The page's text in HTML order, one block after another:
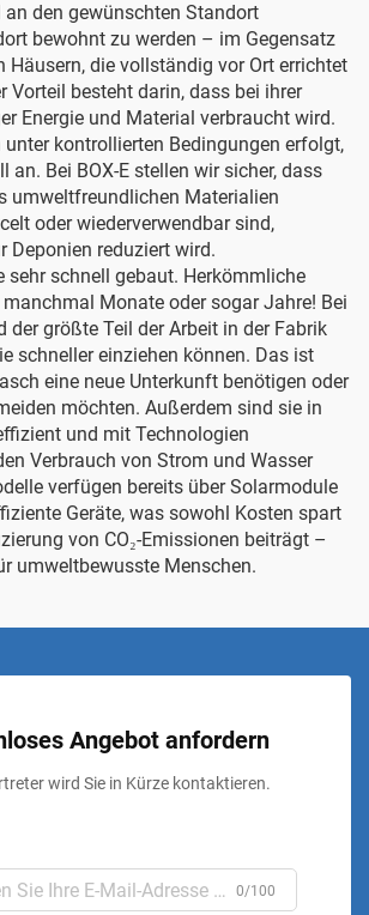
den gewünschten Standort
bewohnt zu werden – im Gegensatz
Häusern, die vollständig vor Ort errichtet
Vorteil besteht darin, dass bei ihrer
Energie und Material verbraucht wird.
kontrollierten Bedingungen erfolgt,
an. Bei BOX-E stellen wir sicher, dass
umweltfreundlichen Materialien
oder wiederverwendbar sind,
Deponien reduziert wird.
sehr schnell gebaut. Herkömmliche
Monate oder sogar Jahre! Bei
der größte Teil der Arbeit in der Fabrik
schneller einziehen können. Das ist
eine neue Unterkunft benötigen oder
möchten. Außerdem sind sie in
und mit Technologien
Verbrauch von Strom und Wasser
verfügen bereits über Solarmodule
Geräte, was sowohl Kosten spart
von CO₂-Emissionen beiträgt –
umweltbewusste Menschen.
Angebot anfordern
wird Sie in Kürze kontaktieren.
0/100